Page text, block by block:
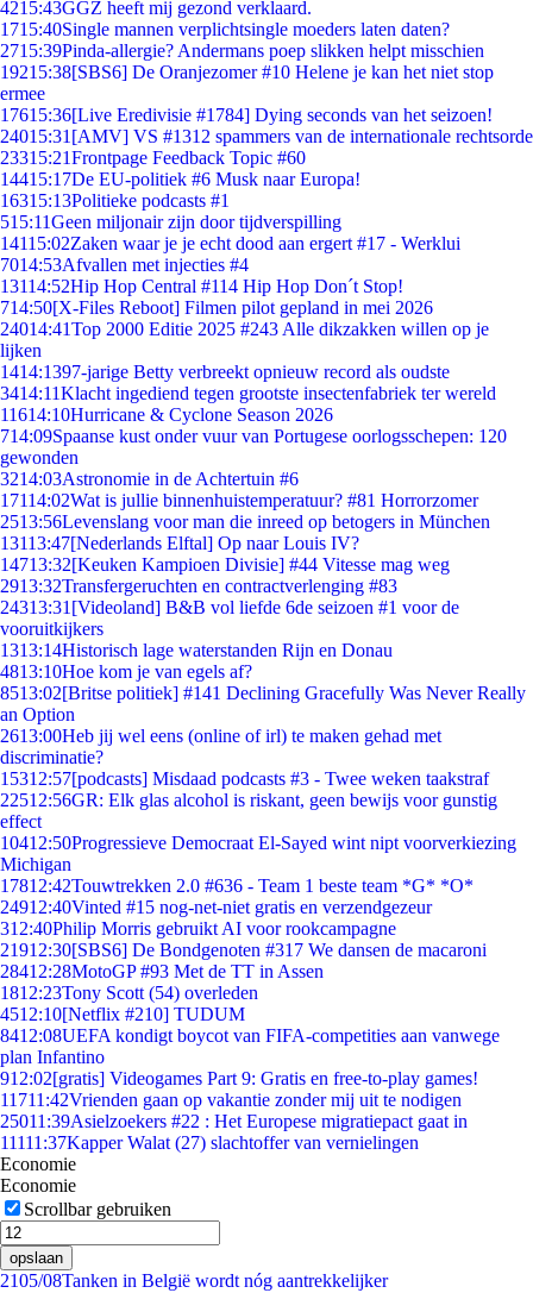
4215:43GGZ heeft mij gezond verklaard.
1715:40Single mannen verplichtsingle moeders laten daten?
2715:39Pinda-allergie? Andermans poep slikken helpt misschien
19215:38[SBS6] De Oranjezomer #10 Helene je kan het niet stop
ermee
17615:36[Live Eredivisie #1784] Dying seconds van het seizoen!
24015:31 [AMV] VS #1312 spammers van de internationale rechtsorde
23315:21Frontpage Feedback Topic #60
14415:17De EU-politiek #6 Musk naar Europa!
16315:13Politieke podcasts #1
515:11Geen miljonair zijn door tijdverspilling
14115:02Zaken waar je je echt dood aan ergert #17 - Werklui
7014:53Afvallen met injecties #4
13114:52Hip Hop Central #114 Hip Hop Don´t Stop!
714:50[X-Files Reboot] Filmen pilot gepland in mei 2026
24014:41Top 2000 Editie 2025 #243 Alle dikzakken willen op je
lijken
1414:1397-jarige Betty verbreekt opnieuw record als oudste
3414:11Klacht ingediend tegen grootste insectenfabriek ter wereld
11614:10Hurricane & Cyclone Season 2026
714:09Spaanse kust onder vuur van Portugese oorlogsschepen: 120
gewonden
3214:03Astronomie in de Achtertuin #6
17114:02Wat is jullie binnenhuistemperatuur? #81 Horrorzomer
2513:56Levenslang voor man die inreed op betogers in München
13113:47[Nederlands Elftal] Op naar Louis IV?
14713:32[Keuken Kampioen Divisie] #44 Vitesse mag weg
2913:32Transfergeruchten en contractverlenging #83
24313:31 [Videoland] B&B vol liefde 6de seizoen #1 voor de
vooruitkijkers
1313:14Historisch lage waterstanden Rijn en Donau
4813:10Hoe kom je van egels af?
8513:02[Britse politiek] #141 Declining Gracefully Was Never Really
an Option
2613:00Heb jij wel eens (online of irl) te maken gehad met
discriminatie?
15312:57[podcasts] Misdaad podcasts #3 - Twee weken taakstraf
22512:56GR: Elk glas alcohol is riskant, geen bewijs voor gunstig
effect
10412:50Progressieve Democraat El-Sayed wint nipt voorverkiezing
Michigan
17812:42Touwtrekken 2.0 #636 - Team 1 beste team *G* *O*
24912:40Vinted #15 nog-net-niet gratis en verzendgezeur
312:40Philip Morris gebruikt AI voor rookcampagne
21912:30[SBS6] De Bondgenoten #317 We dansen de macaroni
28412:28MotoGP #93 Met de TT in Assen
1812:23Tony Scott (54) overleden
4512:10[Netflix #210] TUDUM
8412:08UEFA kondigt boycot van FIFA-competities aan vanwege
plan Infantino
912:02[gratis] Videogames Part 9: Gratis en free-to-play games!
11711:42Vrienden gaan op vakantie zonder mij uit te nodigen
25011:39Asielzoekers #22 : Het Europese migratiepact gaat in
11111:37Kapper Walat (27) slachtoffer van vernielingen
Economie
Economie
Scrollbar gebruiken
opslaan
2105/08Tanken in België wordt nóg aantrekkelijker